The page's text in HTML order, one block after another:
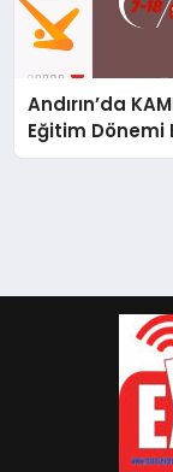
TÜRKOĞLU
Andırın’da
Eğitim Dönemi